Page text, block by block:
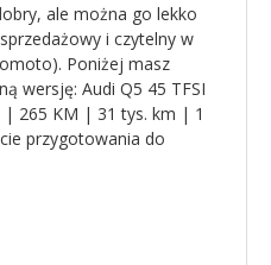
ale można go lekko
i czytelny w
Poniżej masz
wersję: Audi Q5 45 TFSI
| 265 KM | 31 tys. km | 1
przygotowania do